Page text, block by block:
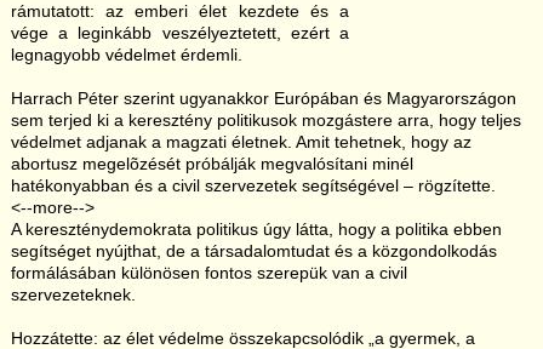
rámutatott: az emberi élet kezdete és a
vége a leginkább veszélyeztetett, ezért a
legnagyobb védelmet érdemli.
Harrach Péter szerint ugyanakkor Európában és Magyarországon
sem terjed ki a keresztény politikusok mozgástere arra, hogy teljes
védelmet adjanak a magzati életnek. Amit tehetnek, hogy az
abortusz megelõzését próbálják megvalósítani minél
hatékonyabban és a civil szervezetek segítségével – rögzítette.
<--more-->
A kereszténydemokrata politikus úgy látta, hogy a politika ebben
segítséget nyújthat, de a társadalomtudat és a közgondolkodás
formálásában különösen fontos szerepük van a civil
szervezeteknek.
Hozzátette: az élet védelme összekapcsolódik „a gyermek, a